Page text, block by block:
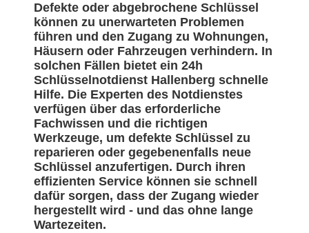
Defekte oder abgebrochene Schlüssel
können zu unerwarteten Problemen
führen und den Zugang zu Wohnungen,
Häusern oder Fahrzeugen verhindern. In
solchen Fällen bietet ein 24h
Schlüsselnotdienst Hallenberg schnelle
Hilfe. Die Experten des Notdienstes
verfügen über das erforderliche
Fachwissen und die richtigen
Werkzeuge, um defekte Schlüssel zu
reparieren oder gegebenenfalls neue
Schlüssel anzufertigen. Durch ihren
effizienten Service können sie schnell
dafür sorgen, dass der Zugang wieder
hergestellt wird - und das ohne lange
Wartezeiten.